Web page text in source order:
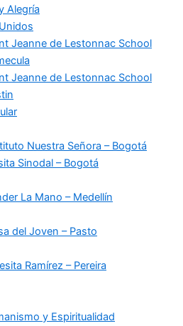
Alegría
Jeanne de Lestonnac School
Jeanne de Lestonnac School
Nuestra Señora – Bogotá
Sinodal – Bogotá
La Mano – Medellín
del Joven – Pasto
Ramírez – Pereira
y Espiritualidad